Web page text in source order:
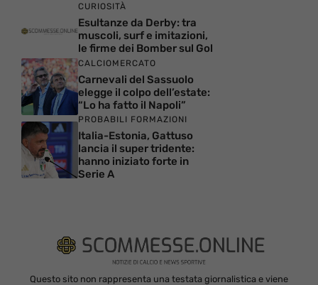
CURIOSITÀ
Esultanze da Derby: tra
muscoli, surf e imitazioni,
le firme dei Bomber sul Gol
CALCIOMERCATO
Carnevali del Sassuolo
elegge il colpo dell’estate:
“Lo ha fatto il Napoli”
PROBABILI FORMAZIONI
Italia-Estonia, Gattuso
lancia il super tridente:
hanno iniziato forte in
Serie A
Questo sito non rappresenta una testata giornalistica e viene